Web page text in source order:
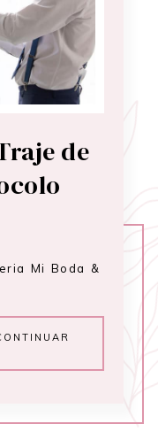
de
Mi Boda &